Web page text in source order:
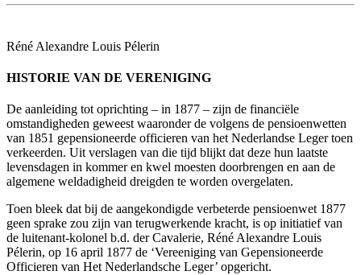
Réné Alexandre Louis Pélerin
HISTORIE VAN DE VERENIGING
De aanleiding tot oprichting – in 1877 – zijn de financiële
omstandigheden geweest waaronder de volgens de pensioenwetten
van 1851 gepensioneerde officieren van het Nederlandse Leger toen
verkeerden. Uit verslagen van die tijd blijkt dat deze hun laatste
levensdagen in kommer en kwel moesten doorbrengen en aan de
algemene weldadigheid dreigden te worden overgelaten.
Toen bleek dat bij de aangekondigde verbeterde pensioenwet 1877
geen sprake zou zijn van terugwerkende kracht, is op initiatief van
de luitenant-kolonel b.d. der Cavalerie, Réné Alexandre Louis
Pélerin, op 16 april 1877 de ‘Vereeniging van Gepensioneerde
Officieren van Het Nederlandsche Leger’ opgericht.